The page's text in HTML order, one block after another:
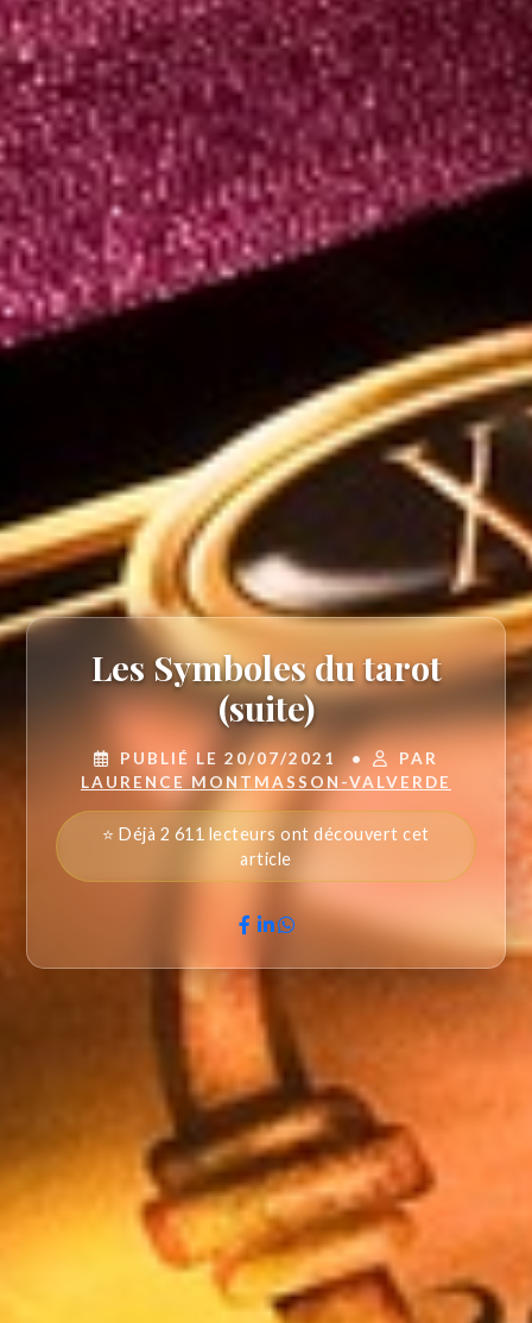
Les Symboles du tarot
(suite)
PUBLIÉ LE 20/07/2021 •
PAR
LAURENCE MONTMASSON-VALVERDE
⭐ Déjà 2 611 lecteurs ont découvert cet
article